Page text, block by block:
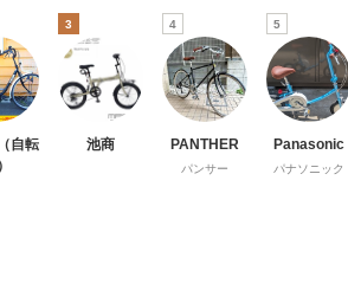
自転
3
池商
4
PANTHER
パンサー
5
Panasonic
パナソニック